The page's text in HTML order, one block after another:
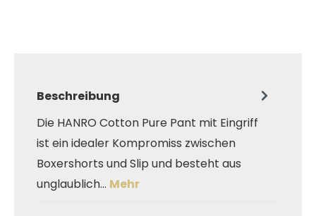
Beschreibung
Die HANRO Cotton Pure Pant mit Eingriff
ist ein idealer Kompromiss zwischen
Boxershorts und Slip und besteht aus
unglaublich… Mehr